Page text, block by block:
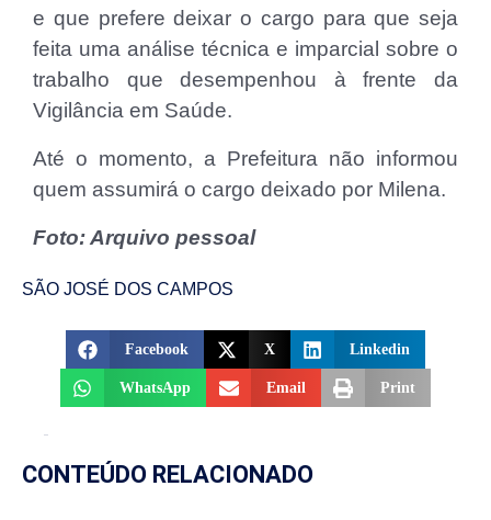
e que prefere deixar o cargo para que seja
feita uma análise técnica e imparcial sobre o
trabalho que desempenhou à frente da
Vigilância em Saúde.
Até o momento, a Prefeitura não informou
quem assumirá o cargo deixado por Milena.
Foto: Arquivo pessoal
SÃO JOSÉ DOS CAMPOS
Facebook X Linkedin
WhatsApp Email Print
CONTEÚDO RELACIONADO